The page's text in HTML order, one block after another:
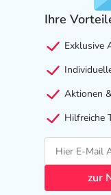
Ihre
Exklusive
Aktionen
Hilfreiche
zur